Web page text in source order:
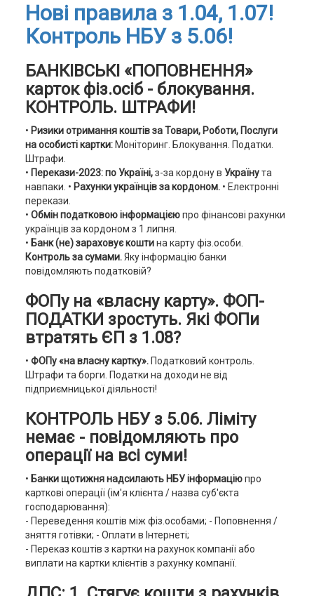
Нові правила з 1.04, 1.07!
Контроль НБУ з 5.06!
БАНКІВСЬКІ «ПОПОВНЕННЯ»
карток фіз.осіб - блокування.
КОНТРОЛЬ. ШТРАФИ!
• Ризики отримання коштів за Товари, Роботи, Послуги
на особисті картки: Моніторинг. Блокування. Податки.
Штрафи.
• Перекази-2023: по Україні,з-за кордону в Українута
навпаки. • Рахунки українців за кордоном. • Електронні
перекази.
• Обмін податковою інформацієюпро фінансові рахунки
українців за кордоном з 1 липня.
• Банк (не) зараховує коштина карту фіз.особи.
Контроль за сумами.Яку інформацію банки
повідомляють податковій?
ФОПу на «власну карту». ФОП-
ПОДАТКИ зростуть. Які ФОПи
втратять ЄП з 1.08?
• ФОПу «на власну картку». Податковий контроль.
Штрафи та борги. Податки на доходи не від
підприємницької діяльності!
КОНТРОЛЬ НБУ з 5.06. Ліміту
немає - повідомляють про
операції на всі суми!
• Банки щотижня надсилають НБУ інформаціюпро
карткові операції (ім'я клієнта / назва суб'єкта
господарювання):
- Переведення коштів між фіз.особами; - Поповнення /
зняття готівки; - Оплати в Інтернеті;
- Переказ коштів з картки на рахунок компанії або
виплати на картки клієнтів з рахунку компанії.